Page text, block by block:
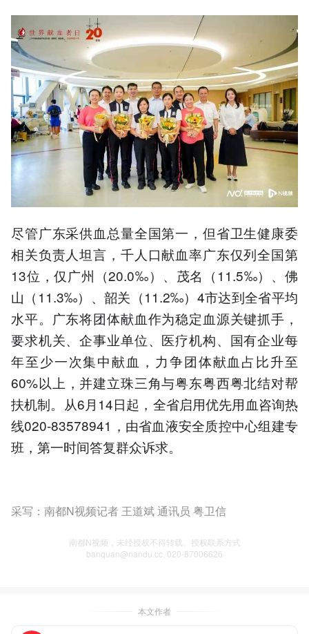
尽管广东采供血总量全国第一，但省卫生健康委
相关负责人坦言，千人口献血率广东仅列全国第
13位，仅广州（20.0‰）、茂名（11.5‰）、佛
山（11.3‰）、韶关（11.2‰）4市达到全省平均
水平。广东将团体献血作为稳定血源关键抓手，
要求机关、企事业单位、医疗机构、国有企业每
年至少一次集中献血，力争团体献血占比升至
60%以上，并建立珠三角与粤东粤西粤北结对帮
扶机制。从6月14日起，全省启用优先用血咨询热
线020-83578941，由省血液安全质控中心组建专
班，第一时间答复群众诉求。
采写：南都N视频记者 王道斌 通讯员 粤卫信
南都N视频，未经授权不得转载、授权联系方式
banquan@nandu.cc. 020-87006626
本文作者